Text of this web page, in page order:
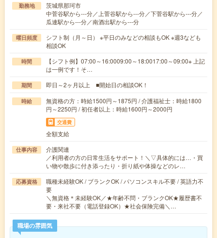
勤務地
茨城県那珂市
中菅谷駅から---分／上菅谷駅から---分／下菅谷駅から---分／
瓜連駅から---分／南酒出駅から---分
曜日頻度
シフト制（月～日） ※平日のみなどの相談もOK ※週3なども
相談OK
時間
【シフト例】07:00～16:0009:00～18:0017:00～09:00※ 上記
は一例です！そ…
期間 即日～2ヶ月以上 ■開始日の相談OK！
時給
無資格の方：時給1500円～1875円 / 介護福祉士：時給1800
円～2250円 / 初任者以上：時給1600円～2000円
交通費
全額支給
仕事内容
介護関連
／利用者の方の日常生活をサポート！＼▽具体的には…・買
い物や散歩に付き添ったり・折り紙や体操などのレ…
応募資格
職種未経験OK / ブランクOK / パソコンスキル不要 / 英語力不
要
＼無資格＊未経験OK／★年齢不問・ブランクOK★履歴書不
要・来社不要（電話登録OK）★社会保険完備＼…
職場の雰囲気